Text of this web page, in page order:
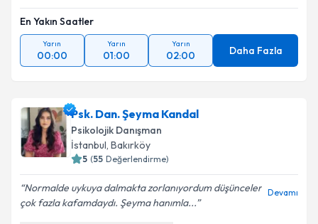
En Yakın Saatler
Yarın
00:00
Yarın
01:00
Yarın
02:00 Daha Fazla
Psk. Dan. Şeyma Kandal
Psikolojik Danışman
İstanbul, Bakırköy
5 (55 Değerlendirme)
Normalde uykuya dalmakta zorlanıyordum düşünceler
çok fazla kafamdaydı. Şeyma hanımla...
Devamı